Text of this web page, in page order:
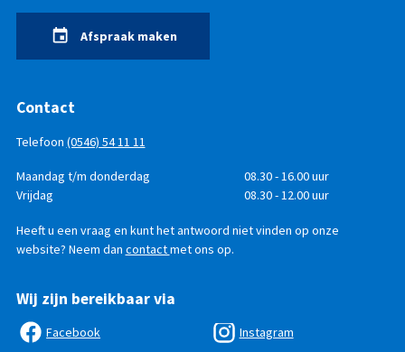
Afspraak maken
Contact
Telefoon (0546) 54 11 11
Telefonisch
bereikbaar
DagTijd
Maandag t/m donderdag
08.30 - 16.00 uur
Vrijdag
08.30 - 12.00 uur
Heeft u een vraag en kunt het antwoord niet vinden op onze
website? Neem dan contactmet ons op.
Wij zijn bereikbaar via
Facebook Instagram